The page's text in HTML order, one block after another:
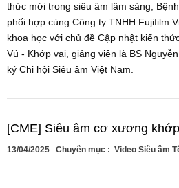
thức mới trong siêu âm lâm sàng,
phối hợp cùng Công ty TNHH Fujifilm
khoa học với chủ đề Cập nhật kiến
Vú - Khớp vai, giảng viên là BS
ký Chi hội Siêu âm Việt Nam.
[CME] Siêu âm cơ xương
13/04/2025 Chuyên mục : Video Siêu âm